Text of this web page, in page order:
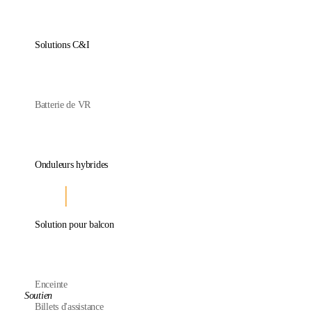
Solutions C&I
Batterie de VR
Onduleurs hybrides
Solution pour balcon
Enceinte
Soutien
Billets d'assistance